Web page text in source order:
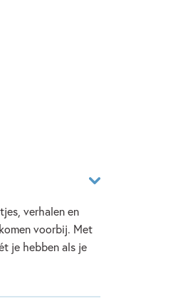
verhalen en
voorbij. Met
je hebben als je